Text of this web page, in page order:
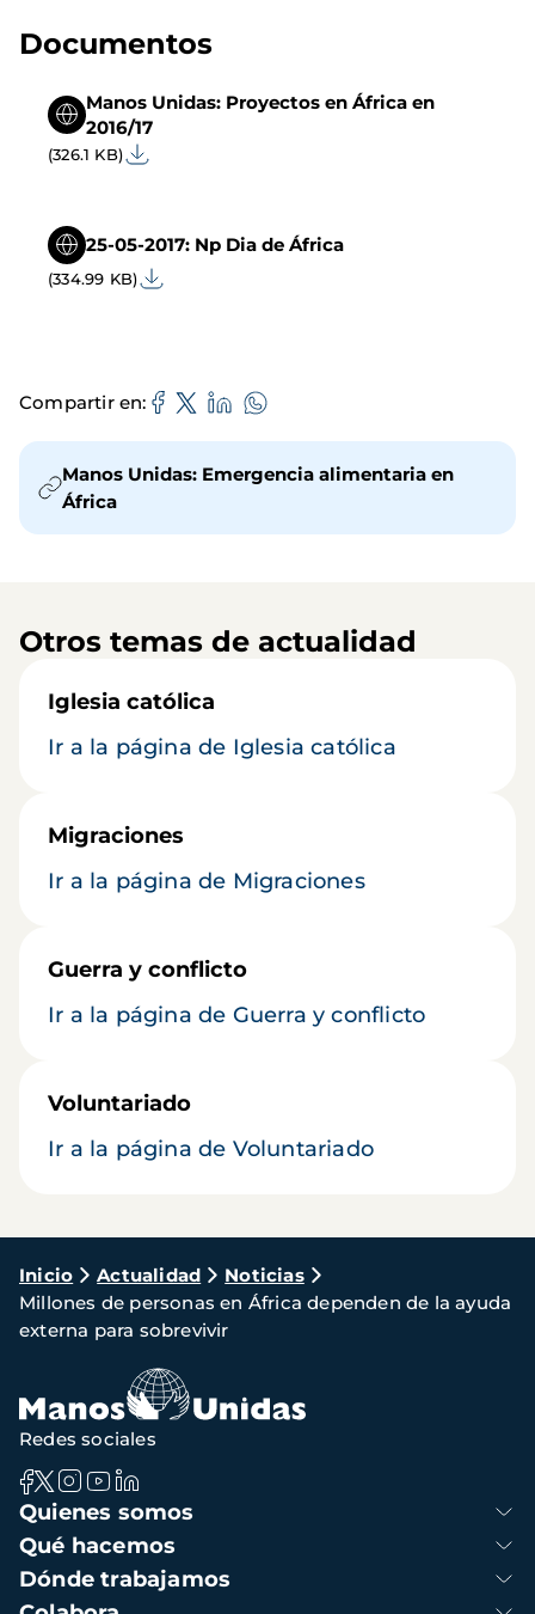
Documentos
Manos Unidas: Proyectos en África en
2016/17
(326.1 KB)
25-05-2017: Np Dia de África
(334.99 KB)
Compartir en
Manos Unidas: Emergencia alimentaria en
África
Otros temas de actualidad
Iglesia católica
Ir a la página de Iglesia católica
Migraciones
Ir a la página de Migraciones
Guerra y conflicto
Ir a la página de Guerra y conflicto
Voluntariado
Ir a la página de Voluntariado
Ruta
de
navegación
Inicio Actualidad
Noticias
Millones de personas en África dependen de la ayuda
externa para sobrevivir
Navegación
principal
Quienes somos
Qué hacemos
Dónde trabajamos
Redes sociales